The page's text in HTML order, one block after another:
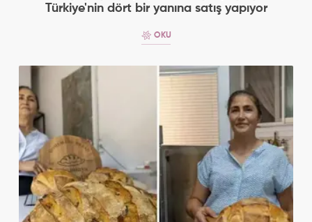
Türkiye'nin dört bir yanına satış yapıyor
OKU